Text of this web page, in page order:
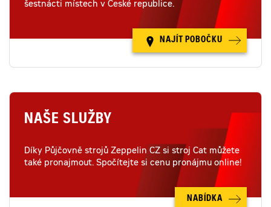
šestnácti místech v České republice.
NAJÍT POBOČKU
NAŠE SLUŽBY
Díky Půjčovně strojů Zeppelin CZ si stroj Cat můžete
také pronajmout. Spočítejte si cenu pronájmu online!
NABÍDKA